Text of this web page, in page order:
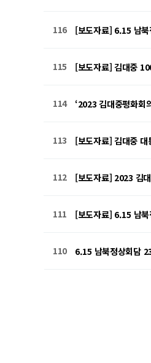
116 [보도자료] 6.15 남
115 [보도자료] 김대중
114 ‘2023 김대중평화
113 [보도자료] 김대중
112 [보도자료] 2023 김
111 [보도자료] 6.15 남
110 6.15 남북정상회담